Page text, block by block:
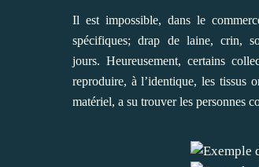
Il est impossible,dans le
spécifiques; drap de laine, crin,
jours. Heureusement, certains
reproduire, à l’identique, les tissus
matériel, a su trouver les personnes